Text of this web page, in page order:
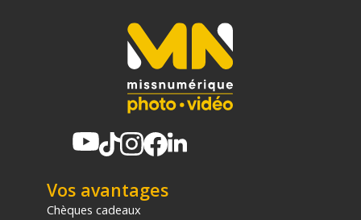
Vos avantages
Chèques cadeaux